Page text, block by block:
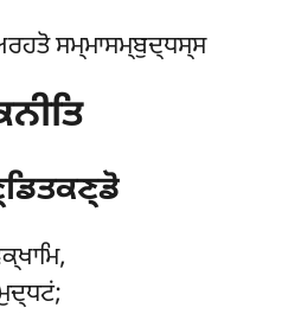
ਸਮ੍ਮਾਸਮ੍ਬੁਦ੍ਧਸ੍ਸ